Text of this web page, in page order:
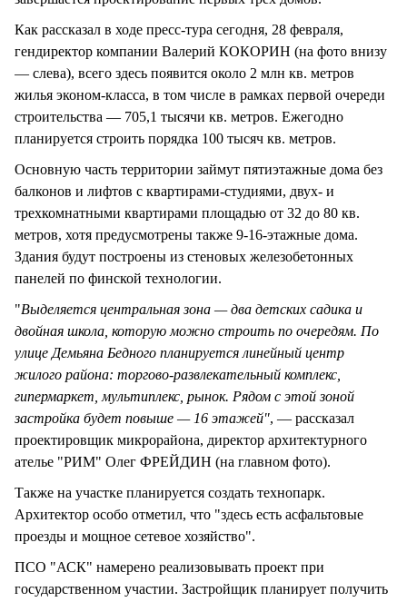
Как рассказал в ходе пресс-тура сегодня, 28 февраля,
гендиректор компании Валерий КОКОРИН (на фото внизу
— слева), всего здесь появится около 2 млн кв. метров
жилья эконом-класса, в том числе в рамках первой очереди
строительства — 705,1 тысячи кв. метров. Ежегодно
планируется строить порядка 100 тысяч кв. метров.
Основную часть территории займут пятиэтажные дома без
балконов и лифтов с квартирами-студиями, двух- и
трехкомнатными квартирами площадью от 32 до 80 кв.
метров, хотя предусмотрены также 9-16-этажные дома.
Здания будут построены из стеновых железобетонных
панелей по финской технологии.
"Выделяется центральная зона — два детских садика и
двойная школа, которую можно строить по очередям. По
улице Демьяна Бедного планируется линейный центр
жилого района: торгово-развлекательный комплекс,
гипермаркет, мультиплекс, рынок. Рядом с этой зоной
застройка будет повыше — 16 этажей", — рассказал
проектировщик микрорайона, директор архитектурного
ателье "РИМ" Олег ФРЕЙДИН (на главном фото).
Также на участке планируется создать технопарк.
Архитектор особо отметил, что "здесь есть асфальтовые
проезды и мощное сетевое хозяйство".
ПСО "АСК" намерено реализовывать проект при
государственном участии. Застройщик планирует получить